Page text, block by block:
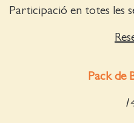
Participació en totes les
Pack de